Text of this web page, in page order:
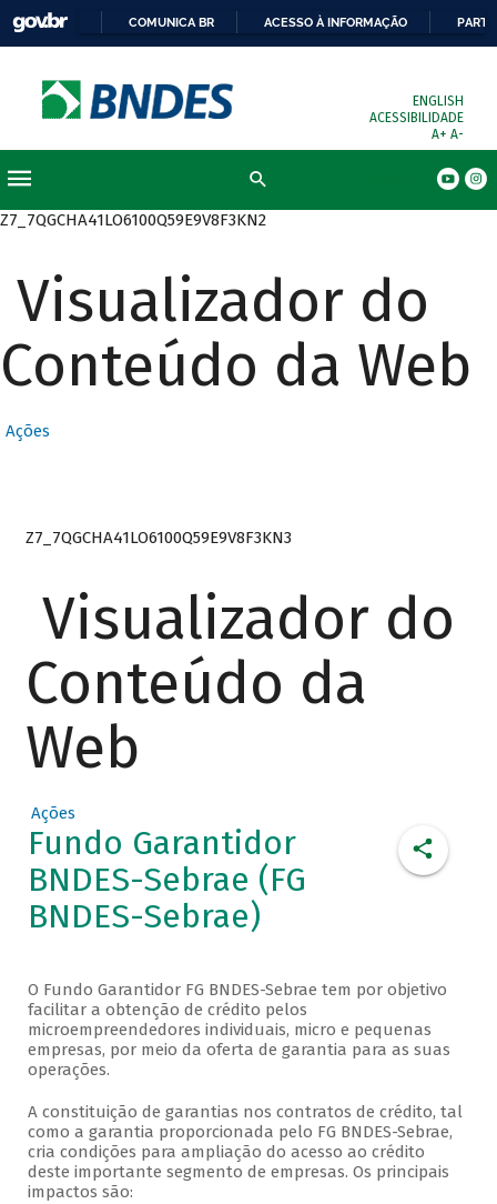
COMUNICA BR ACESSO À INFORMAÇÃO
ENGLISH
ACESSIBILIDADE
A+ A-
Z7_7QGCHA41LO6100Q59E9V8F3KN2
Visualizador do
Conteúdo da Web
Ações
Z7_7QGCHA41LO6100Q59E9V8F3KN3
Visualizador do
Conteúdo da
Web
Ações
Fundo Garantidor
BNDES-Sebrae (FG
BNDES-Sebrae)
O Fundo Garantidor FG BNDES-Sebrae tem por objetivo
facilitar a obtenção de crédito pelos
microempreendedores individuais, micro e pequenas
empresas, por meio da oferta de garantia para as suas
operações.
A constituição de garantias nos contratos de crédito, tal
como a garantia proporcionada pelo FG BNDES-Sebrae,
cria condições para ampliação do acesso ao crédito
deste importante segmento de empresas. Os principais
impactos são: